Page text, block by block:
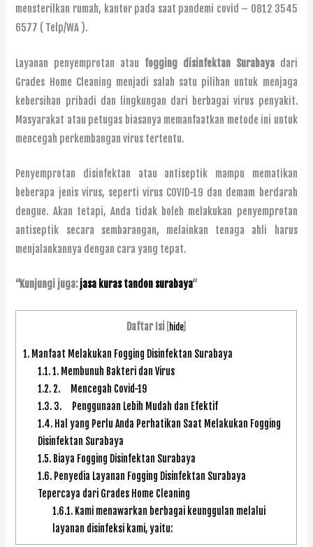
mensterilkan rumah, kantor pada saat pandemi covid – 0812 3545
6577 ( Telp/WA ).
Layanan penyemprotan atau fogging disinfektan Surabaya dari
Grades Home Cleaning menjadi salah satu pilihan untuk menjaga
kebersihan pribadi dan lingkungan dari berbagai virus penyakit.
Masyarakat atau petugas biasanya memanfaatkan metode ini untuk
mencegah perkembangan virus tertentu.
Penyemprotan disinfektan atau antiseptik mampu mematikan
beberapa jenis virus, seperti virus COVID-19 dan demam berdarah
dengue. Akan tetapi, Anda tidak boleh melakukan penyemprotan
antiseptik secara sembarangan, melainkan tenaga ahli harus
menjalankannya dengan cara yang tepat.
“Kunjungi juga:jasa kuras tandon surabaya“
Daftar Isi hide]
1. Manfaat Melakukan Fogging Disinfektan Surabaya
1.1.1. Membunuh Bakteri dan Virus
1.2. 2. Mencegah Covid-19
1.3. 3. Penggunaan Lebih Mudah dan Efektif
1.4. Hal yang Perlu Anda Perhatikan Saat Melakukan Fogging
Disinfektan Surabaya
1.5. Biaya Fogging Disinfektan Surabaya
1.6. Penyedia Layanan Fogging Disinfektan Surabaya
Tepercaya dari Grades Home Cleaning
1.6.1. Kami menawarkan berbagai keunggulan melalui
layanan disinfeksi kami, yaitu: